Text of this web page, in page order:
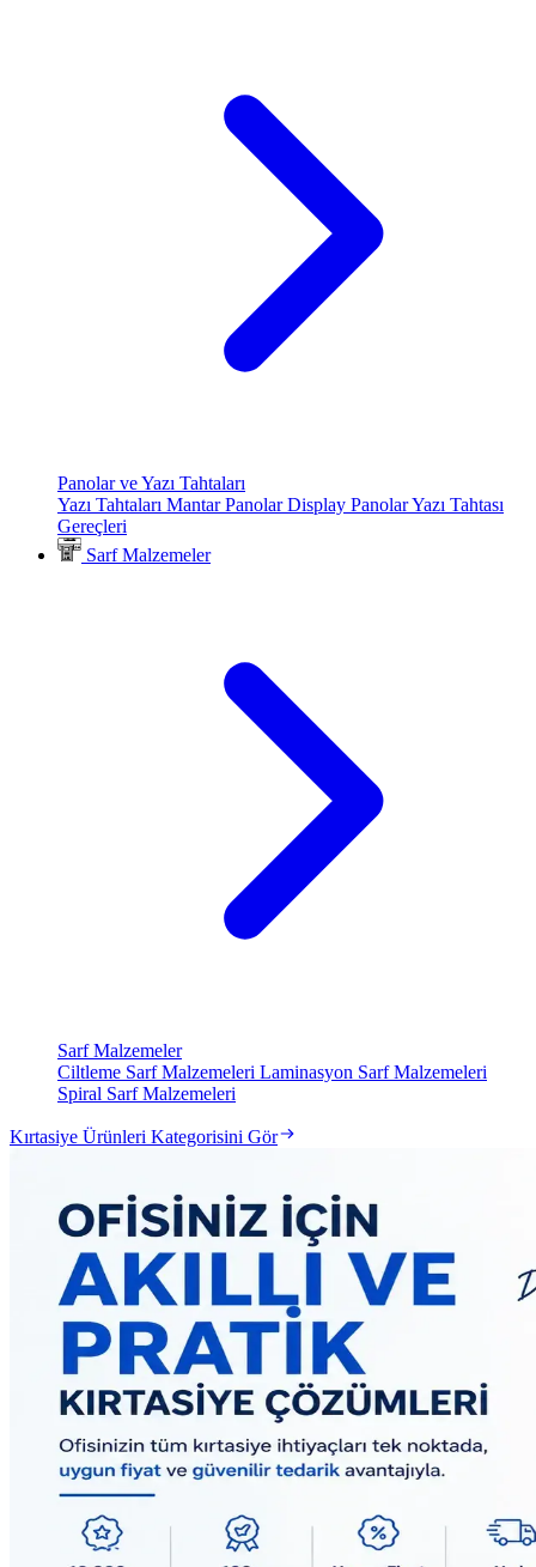
Panolar ve Yazı Tahtaları
Yazı Tahtaları Mantar PanolarDisplay PanolarYazı Tahtası
Gereçleri
Sarf Malzemeler
Sarf Malzemeler
Ciltleme Sarf Malzemeleri Laminasyon Sarf Malzemeleri
Spiral Sarf Malzemeleri
Kırtasiye Ürünleri Kategorisini Gör